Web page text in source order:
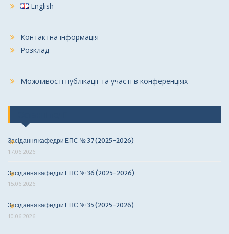
English
Контактна інформація
Розклад
Можливості публікації та участі в конференціях
Засідання кафедри ЕПС № 37 (2025-2026)
17.06.2026
Засідання кафедри ЕПС № 36 (2025-2026)
15.06.2026
Засідання кафедри ЕПС № 35 (2025-2026)
10.06.2026